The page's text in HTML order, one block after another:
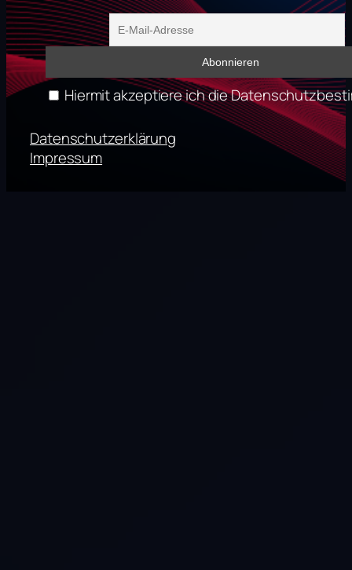
Hiermit akzeptiere ich die
Datenschutzerklärung
Impressum